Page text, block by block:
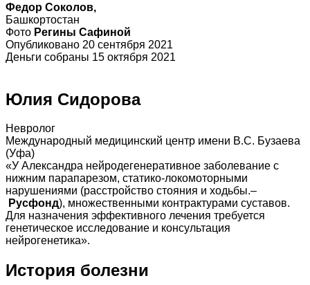
Федор Соколов,
Башкортостан
Фото Регины Сафиной
Опубликовано 20 сентября 2021
Деньги собраны 15 октября 2021
Юлия Сидорова
Невролог
Международный медицинский центр имени В.С. Бузаева
(Уфа)
«У Александра нейродегенеративное заболевание с
нижним парапарезом, статико-локомоторными
нарушениями (расстройство стояния и ходьбы.–
Русфонд), множественными контрактурами суставов.
Для назначения эффективного лечения требуется
генетическое исследование и консультация
нейрогенетика».
История болезни